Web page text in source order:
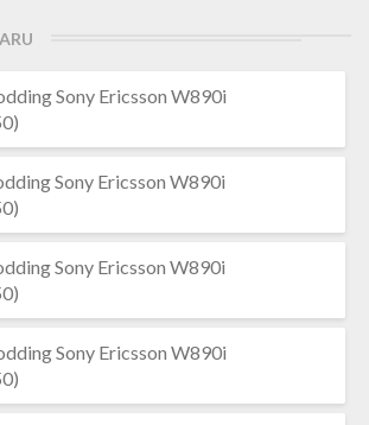
Sony Ericsson W890i
Sony Ericsson W890i
Sony Ericsson W890i
Sony Ericsson W890i